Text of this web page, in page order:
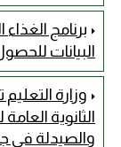
البيانات
وزارة
الثانوية
والصيدلة في